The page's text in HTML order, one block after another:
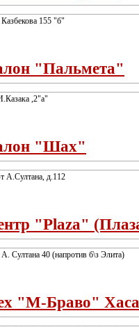
155 "б"
"Пальмета"
,2"а"
"Шах"
А.Султана, д.112
"Plaza"
Султана 40 (напротив б\з Элита)
"М-Браво"